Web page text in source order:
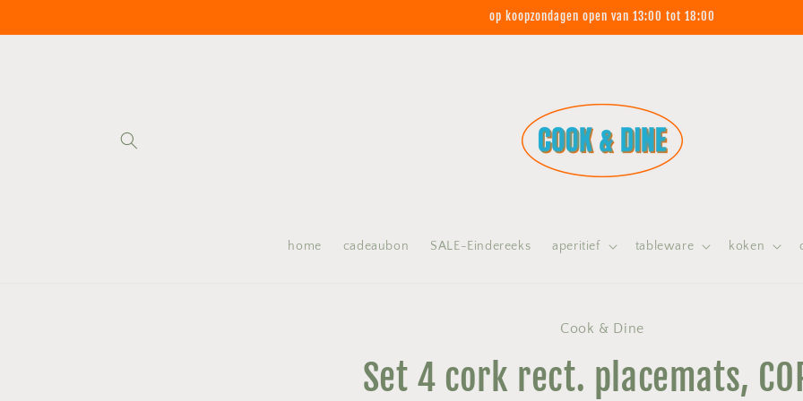
content
op koopzondagen open van 13:00 tot 18:00
home cadeaubon SALE-Eindereeks aperitief tableware koken
Cook & Dine
Set 4 cork rect. placemats,